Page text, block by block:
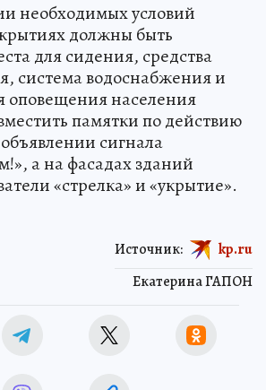
необходимых условий
должны быть
для сидения, средства
система водоснабжения и
оповещения населения
памятки по действию
сигнала
а на фасадах зданий
«стрелка» и «укрытие».
Екатерина ГАПОН
Источник: kp.ru